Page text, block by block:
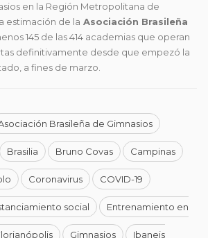
en la Región Metropolitana de
estimación de la Asociación Brasileña
145 de las 414 academias que operan
definitivamente desde que empezó la
a fines de marzo.
Brasileña de Gimnasios
Brasilia Bruno Covas Campinas
Coronavirus COVID-19
social Entrenamiento en
Gimnasios Ibaneis